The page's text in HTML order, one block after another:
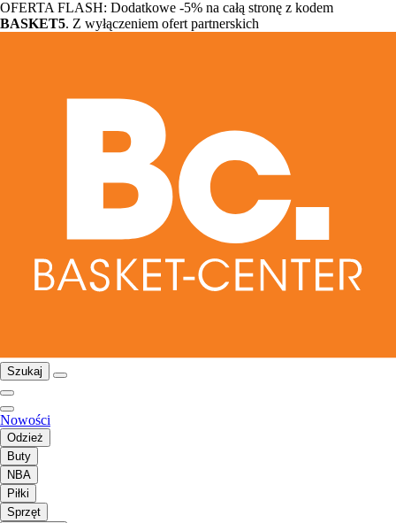
OFERTA FLASH: Dodatkowe -5% na całą stronę z kodem
BASKET5. Z wyłączeniem ofert partnerskich
Szukaj
Nowości
Odzież
Buty
NBA
Piłki
Sprzęt